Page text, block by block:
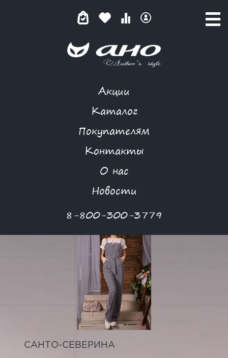
Акции
Каталог
Покупателям
Контакты
О нас
Новости
8-800-300-3779
КОМБИНЕЗОН
САНТО-СЕВЕРИНА